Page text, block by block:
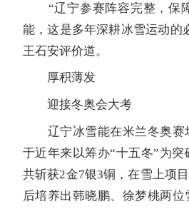
“辽宁参赛阵容完整，保障
能，这是多年深耕冰雪运动的
王石安评价道。
厚积薄发
迎接冬奥会大考
辽宁冰雪能在米兰冬奥赛
于近年来以筹办“十五冬”为
共斩获2金7银3铜，在雪上项
后培养出韩晓鹏、徐梦桃两